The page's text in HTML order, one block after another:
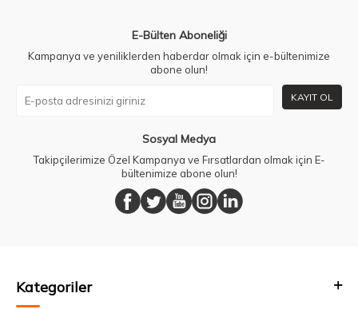
E-Bülten Aboneliği
Kampanya ve yeniliklerden haberdar olmak için e-bültenimize
abone olun!
KAYIT OL
Sosyal Medya
Takipçilerimize Özel Kampanya ve Fırsatlardan olmak için E-
bültenimize abone olun!
Kategoriler